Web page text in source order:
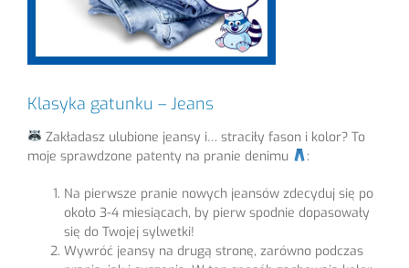
Klasyka gatunku – Jeans
Zakładasz ulubione jeansy i… straciły fason i kolor? To
moje sprawdzone patenty na pranie denimu
:
Na pierwsze pranie nowych jeansów zdecyduj się po
około 3-4 miesiącach, by pierw spodnie dopasowały
się do Twojej sylwetki!
Wywróć jeansy na drugą stronę, zarówno podczas